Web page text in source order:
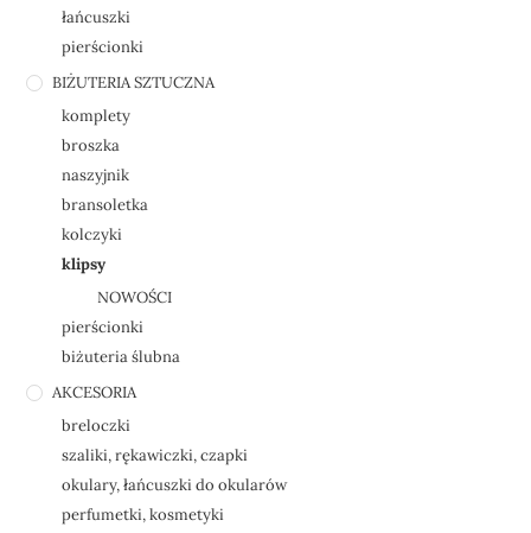
łańcuszki
pierścionki
BIŻUTERIA SZTUCZNA
komplety
broszka
naszyjnik
bransoletka
kolczyki
klipsy
NOWOŚCI
pierścionki
biżuteria ślubna
AKCESORIA
breloczki
szaliki, rękawiczki, czapki
okulary, łańcuszki do okularów
perfumetki, kosmetyki